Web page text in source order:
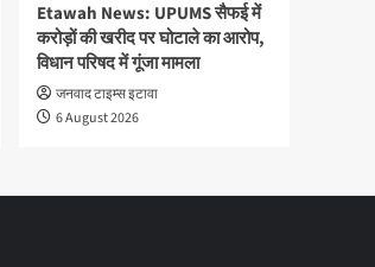
Etawah News: UPUMS सैफई में
करोड़ों की खरीद पर घोटाले का आरोप,
विधान परिषद में गूंजा मामला
जनवाद टाइम्स इटावा
6 August 2026